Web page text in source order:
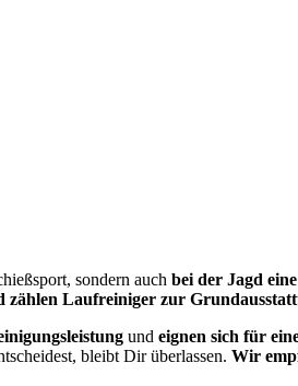
sondern auch bei der Jagd
zählen Laufreiniger zur
und eignen sich für
bleibt Dir überlassen. Wir